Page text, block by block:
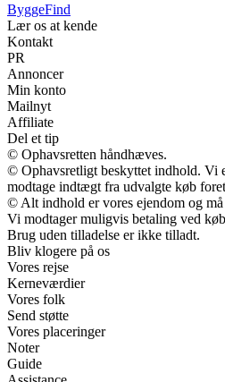
ByggeFind
Lær os at kende
Kontakt
PR
Annoncer
Min konto
Mailnyt
Affiliate
Del et tip
© Ophavsretten håndhæves.
© Ophavsretligt beskyttet indhold. Vi
modtage indtægt fra udvalgte køb
© Alt indhold er vores ejendom og
Vi modtager muligvis betaling ved
Brug uden tilladelse er ikke tilladt.
Bliv klogere på os
Vores rejse
Kerneværdier
Vores folk
Send støtte
Vores placeringer
Noter
Guide